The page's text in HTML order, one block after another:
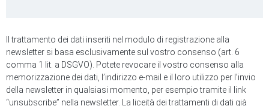
Il trattamento dei dati inseriti nel modulo di registrazione alla
newsletter si basa esclusivamente sul vostro consenso (art. 6
comma 1 lit. a DSGVO). Potete revocare il vostro consenso alla
memorizzazione dei dati, l’indirizzo e-mail e il loro utilizzo per l’invio
della newsletter in qualsiasi momento, per esempio tramite il link
“unsubscribe” nella newsletter. La liceità dei trattamenti di dati già